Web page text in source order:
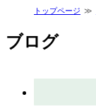
トップページ
ブログ